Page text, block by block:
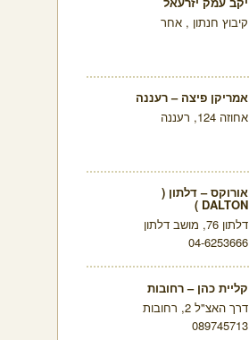
קיבוץ חנתון , אחר
אמריקן פיצה – רעננה
אחוזה 124, רעננה
אורוקס – דלתון (
DALTON )
דלתון 76, מושב דלתון
04-6253666
קליית כהן – רחובות
דרך האצ"ל 2, רחובות
089745713